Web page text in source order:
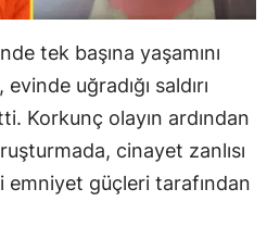
tek başına yaşamını
uğradığı saldırı
Korkunç olayın ardından
cinayet zanlısı
güçleri tarafından